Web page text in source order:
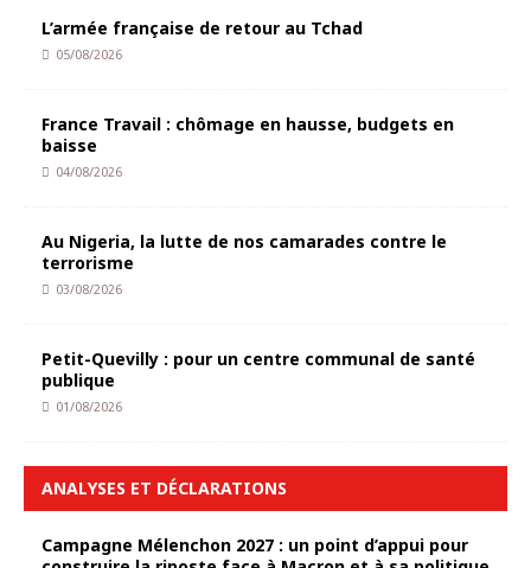
L’armée française de retour au Tchad
05/08/2026
France Travail : chômage en hausse, budgets en
baisse
04/08/2026
Au Nigeria, la lutte de nos camarades contre le
terrorisme
03/08/2026
Petit-Quevilly : pour un centre communal de santé
publique
01/08/2026
ANALYSES ET DÉCLARATIONS
Campagne Mélenchon 2027 : un point d’appui pour